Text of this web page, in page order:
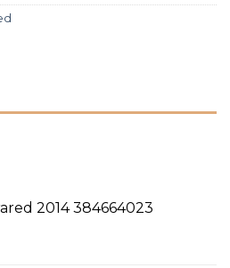
2014 384664023